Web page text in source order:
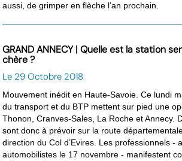
aussi, de grimper en flèche l’an prochain.
GRAND ANNECY | Quelle est la station
chère ?
Le 29 Octobre 2018
Mouvement inédit en Haute-Savoie. Ce lundi
du transport et du BTP mettent sur pied une
Thonon, Cranves-Sales, La Roche et Annecy.
sont donc à prévoir sur la route
direction du Col d’Evires. Les professionnels -
automobilistes le 17 novembre - manifestent